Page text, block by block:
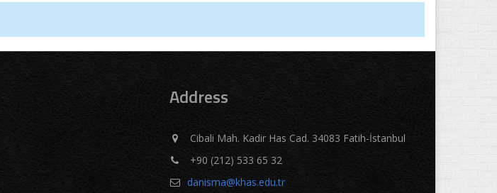
Address
Cibali Mah. Kadir Has Cad. 34083 Fatih-İstanbul
+90 (212) 533 65 32
danisma@khas.edu.tr